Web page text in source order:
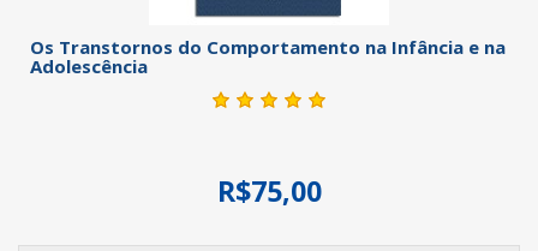
Os Transtornos do Comportamento na Infância e na
Adolescência
R$75,00